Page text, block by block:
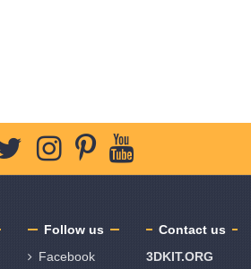
Follow us
Facebook
Contact us
3DKIT.ORG